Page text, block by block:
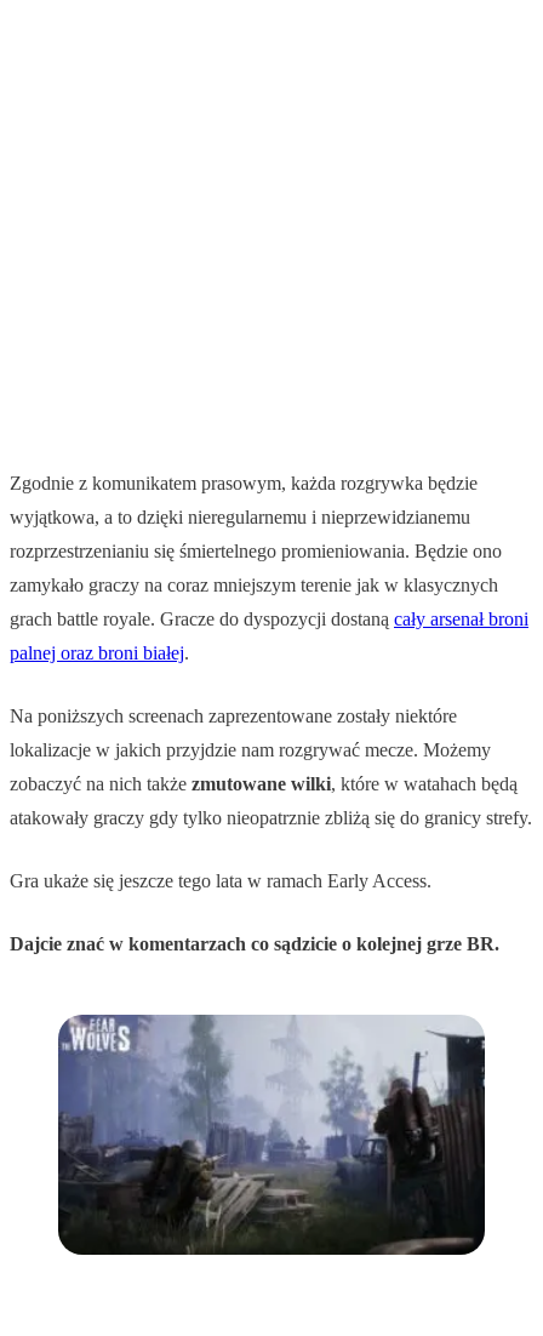
Zgodnie z komunikatem prasowym, każda rozgrywka będzie
wyjątkowa, a to dzięki nieregularnemu i nieprzewidzianemu
rozprzestrzenianiu się śmiertelnego promieniowania. Będzie ono
zamykało graczy na coraz mniejszym terenie jak w klasycznych
grach battle royale. Gracze do dyspozycji dostaną cały arsenał broni
palnej oraz broni białej.
Na poniższych screenach zaprezentowane zostały niektóre
lokalizacje w jakich przyjdzie nam rozgrywać mecze. Możemy
zobaczyć na nich także zmutowane wilki, które w watahach będą
atakowały graczy gdy tylko nieopatrznie zbliżą się do granicy strefy.
Gra ukaże się jeszcze tego lata w ramach Early Access.
Dajcie znać w komentarzach co sądzicie o kolejnej grze BR.